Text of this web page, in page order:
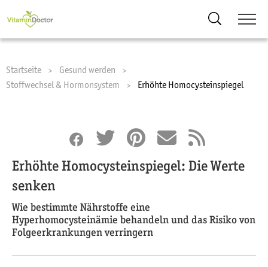
Startseite
Gesund werden
Stoffwechsel & Hormonsystem
Current:
Erhöhte Homocysteinspiegel
Erhöhte Homocysteinspiegel: Die Werte
senken
Wie bestimmte Nährstoffe eine
Hyperhomocysteinämie behandeln und das Risiko von
Folgeerkrankungen verringern